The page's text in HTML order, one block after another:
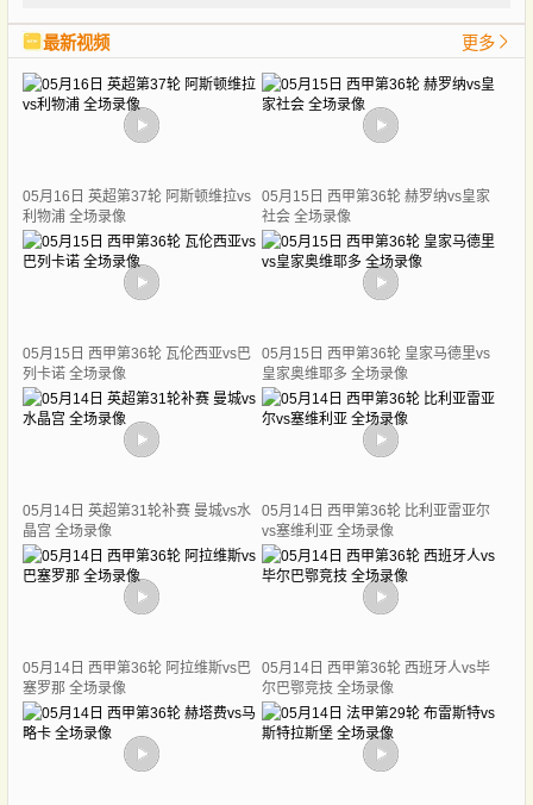
最新视频 更多
05月16日 英超第37轮 阿斯顿维拉vs
利物浦 全场录像
05月15日 西甲第36轮 赫罗纳vs皇家
社会 全场录像
05月15日 西甲第36轮 瓦伦西亚vs巴
列卡诺 全场录像
05月15日 西甲第36轮 皇家马德里vs
皇家奥维耶多 全场录像
05月14日 英超第31轮补赛 曼城vs水
晶宫 全场录像
05月14日 西甲第36轮 比利亚雷亚尔
vs塞维利亚 全场录像
05月14日 西甲第36轮 阿拉维斯vs巴
塞罗那 全场录像
05月14日 西甲第36轮 西班牙人vs毕
尔巴鄂竞技 全场录像